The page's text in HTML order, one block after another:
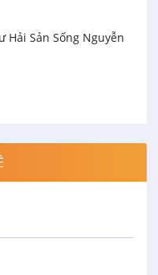
Hải Sản Sống Nguyễn